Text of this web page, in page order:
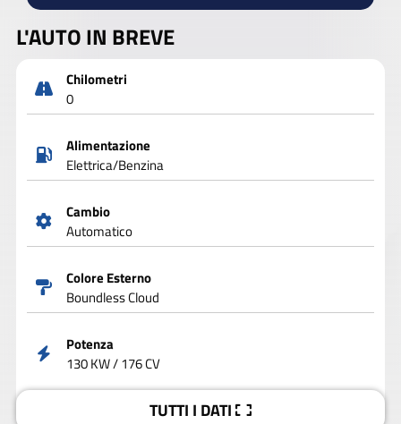
L'AUTO IN BREVE
Chilometri
0
Alimentazione
Elettrica/Benzina
Cambio
Automatico
Colore Esterno
Boundless Cloud
Potenza
130 KW / 176 CV
TUTTI I DATI